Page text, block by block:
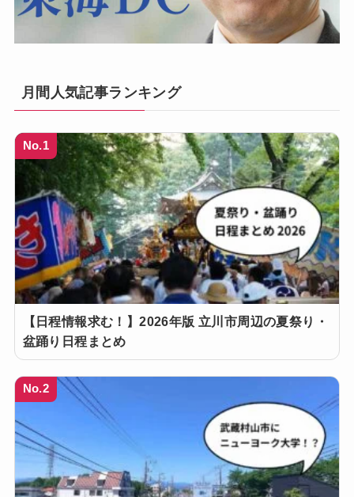
月間人気記事ランキング
No.1
【日程情報求む！】2026年版 立川市周辺の夏祭り・
盆踊り日程まとめ
No.2